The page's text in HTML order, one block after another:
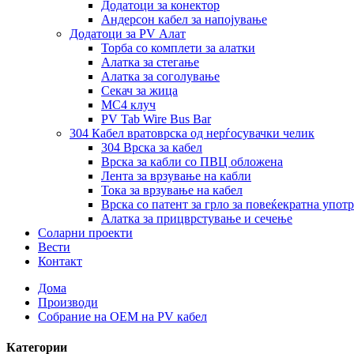
Додатоци за конектор
Андерсон кабел за напојување
Додатоци за PV Алат
Торба со комплети за алатки
Алатка за стегање
Алатка за соголување
Секач за жица
MC4 клуч
PV Tab Wire Bus Bar
304 Кабел вратоврска од нерѓосувачки челик
304 Врска за кабел
Врска за кабли со ПВЦ обложена
Лента за врзување на кабли
Тока за врзување на кабел
Врска со патент за грло за повеќекратна
Алатка за прицврстување и сечење
Соларни проекти
Вести
Контакт
Дома
Производи
Собрание на ОЕМ на PV кабел
Категории